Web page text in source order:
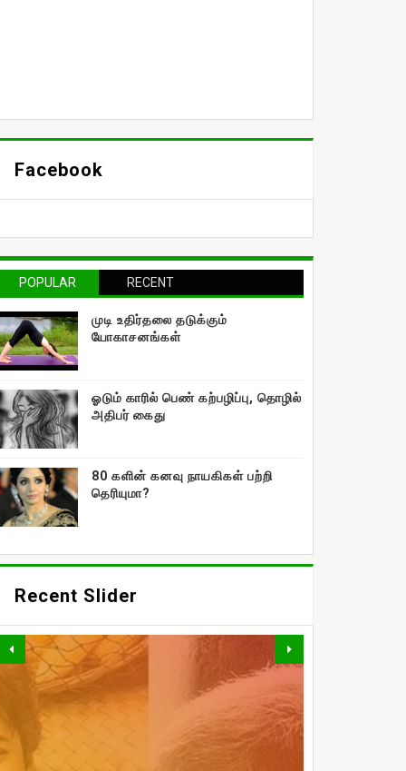
Facebook
POPULAR RECENT
முடி உதிர்தலை தடுக்கும்
யோகாசனங்கள்
ஓடும் காரில் பெண் கற்பழிப்பு, தொழில்
அதிபர் கைது
80 களின் கனவு நாயகிகள் பற்றி
தெரியுமா?
Recent Slider